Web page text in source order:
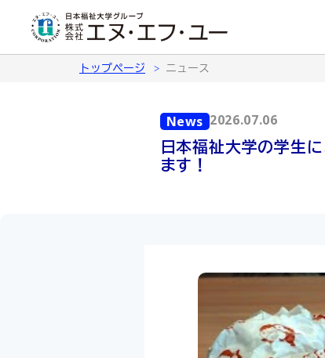
トップページ ニュース
News 2026.07.06
日本福祉大学の学生
ます！